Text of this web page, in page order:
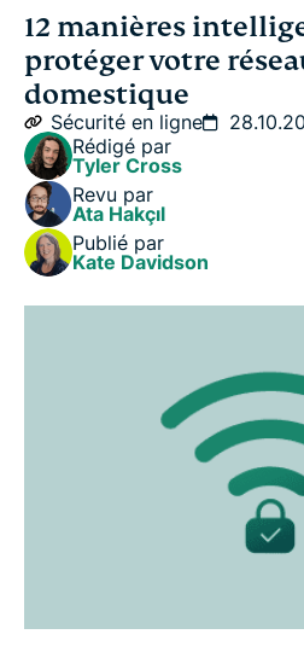
Qu’est-ce que la sécurité
elle aussi importante ?
12 façons de sécuriser votre
FAQ
12 manières
protéger votre
domestique
Sécurité en ligne
Rédigé par
Tyler Cross
Revu par
Ata Hakçıl
Publié par
Kate Davidson